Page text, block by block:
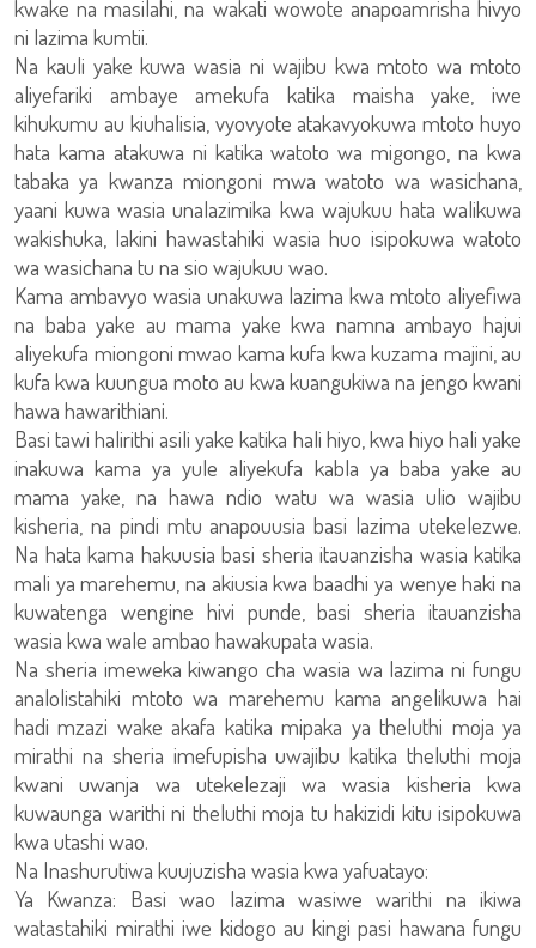
kwake na masilahi, na wakati wowote anapoamrisha hivyo
ni lazima kumtii.
Na kauli yake kuwa wasia ni wajibu kwa mtoto wa mtoto
aliyefariki ambaye amekufa katika maisha yake, iwe
kihukumu au kiuhalisia, vyovyote atakavyokuwa mtoto huyo
hata kama atakuwa ni katika watoto wa migongo, na kwa
tabaka ya kwanza miongoni mwa watoto wa wasichana,
yaani kuwa wasia unalazimika kwa wajukuu hata walikuwa
wakishuka, lakini hawastahiki wasia huo isipokuwa watoto
wa wasichana tu na sio wajukuu wao.
Kama ambavyo wasia unakuwa lazima kwa mtoto aliyefiwa
na baba yake au mama yake kwa namna ambayo hajui
aliyekufa miongoni mwao kama kufa kwa kuzama majini, au
kufa kwa kuungua moto au kwa kuangukiwa na jengo kwani
hawa hawarithiani.
Basi tawi halirithi asili yake katika hali hiyo, kwa hiyo hali yake
inakuwa kama ya yule aliyekufa kabla ya baba yake au
mama yake, na hawa ndio watu wa wasia ulio wajibu
kisheria, na pindi mtu anapouusia basi lazima utekelezwe.
Na hata kama hakuusia basi sheria itauanzisha wasia katika
mali ya marehemu, na akiusia kwa baadhi ya wenye haki na
kuwatenga wengine hivi punde, basi sheria itauanzisha
wasia kwa wale ambao hawakupata wasia.
Na sheria imeweka kiwango cha wasia wa lazima ni fungu
analolistahiki mtoto wa marehemu kama angelikuwa hai
hadi mzazi wake akafa katika mipaka ya theluthi moja ya
mirathi na sheria imefupisha uwajibu katika theluthi moja
kwani uwanja wa utekelezaji wa wasia kisheria kwa
kuwaunga warithi ni theluthi moja tu hakizidi kitu isipokuwa
kwa utashi wao.
Na Inashurutiwa kuujuzisha wasia kwa yafuatayo:
Ya Kwanza: Basi wao lazima wasiwe warithi na ikiwa
watastahiki mirathi iwe kidogo au kingi pasi hawana fungu